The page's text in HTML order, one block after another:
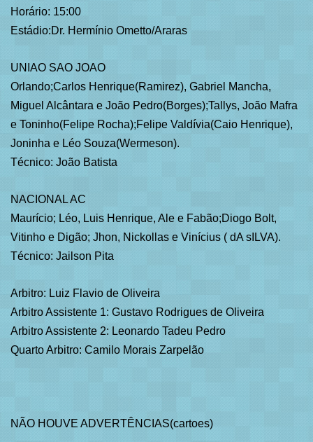
Horário: 15:00
Estádio:Dr. Hermínio Ometto/Araras
UNIAO SAO JOAO
Orlando;Carlos Henrique(Ramirez), Gabriel Mancha,
Miguel Alcântara e João Pedro(Borges);Tallys, João Mafra
e Toninho(Felipe Rocha);Felipe Valdívia(Caio Henrique),
Joninha e Léo Souza(Wermeson).
Técnico: João Batista
NACIONAL AC
Maurício; Léo, Luis Henrique, Ale e Fabão;Diogo Bolt,
Vitinho e Digão; Jhon, Nickollas e Vinícius ( dA sILVA).
Técnico: Jailson Pita
Arbitro: Luiz Flavio de Oliveira
Arbitro Assistente 1: Gustavo Rodrigues de Oliveira
Arbitro Assistente 2: Leonardo Tadeu Pedro
Quarto Arbitro: Camilo Morais Zarpelão
NÃO HOUVE ADVERTÊNCIAS(cartoes)